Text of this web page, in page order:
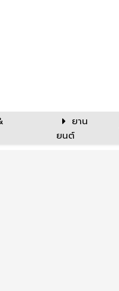
ยาน
ยนต์